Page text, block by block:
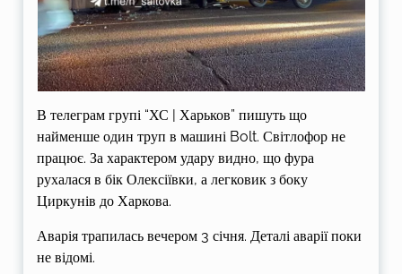
В телеграм групі “ХС | Харьков” пишуть що
найменше один труп в машині Bolt. Світлофор не
працює. За характером удару видно, що фура
рухалася в бік Олексіївки, а легковик з боку
Циркунів до Харкова.
Аварія трапилась вечером 3 січня. Деталі аварії поки
не відомі.